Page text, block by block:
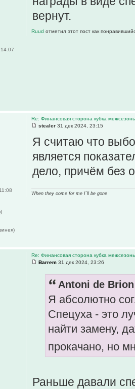
вернут.
Ruud отметил этот пост как
Re: Финансовая сторона кубка
stealer 31 дек 2024, 23:15
Я считаю что
является
дело, причём без
When they come for me I`ll be gone
Re: Финансовая сторона кубка
Barrem 31 дек 2024, 23:26
Antoni de
Я абсолютно
Спецуха - это
найти замену,
прокачано, но
Раньше давали